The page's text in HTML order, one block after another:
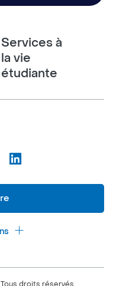
Services à
la vie
étudiante